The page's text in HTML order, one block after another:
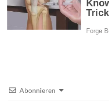
Abonnieren